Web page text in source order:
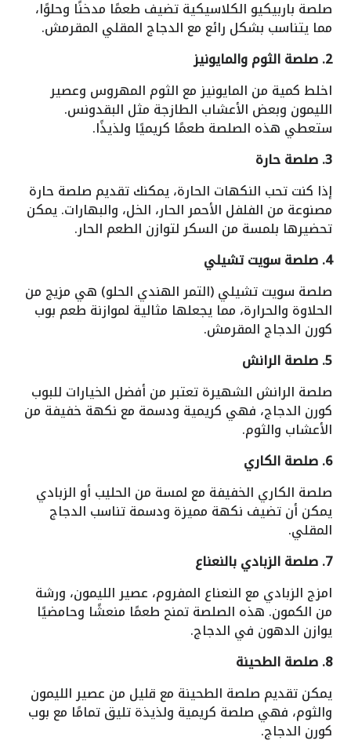
صلصة باربيكيو الكلاسيكية تضيف طعمًا مدخنًا وحلوًا،
مما يتناسب بشكل رائع مع الدجاج المقلي المقرمش.
2. صلصة الثوم والمايونيز
اخلط كمية من المايونيز مع الثوم المهروس وعصير
الليمون وبعض الأعشاب الطازجة مثل البقدونس.
ستعطي هذه الصلصة طعمًا كريميًا ولذيذًا.
3. صلصة حارة
إذا كنت تحب النكهات الحارة، يمكنك تقديم صلصة حارة
مصنوعة من الفلفل الأحمر الحار، الخل، والبهارات. يمكن
تحضيرها بلمسة من السكر لتوازن الطعم الحار.
4. صلصة سويت تشيلي
صلصة سويت تشيلي (التمر الهندي الحلو) هي مزيج من
الحلاوة والحرارة، مما يجعلها مثالية لموازنة طعم بوب
كورن الدجاج المقرمش.
5. صلصة الرانش
صلصة الرانش الشهيرة تعتبر من أفضل الخيارات للبوب
كورن الدجاج، فهي كريمية ودسمة مع نكهة خفيفة من
الأعشاب والثوم.
6. صلصة الكاري
صلصة الكاري الخفيفة مع لمسة من الحليب أو الزبادي
يمكن أن تضيف نكهة مميزة ودسمة تناسب الدجاج
المقلي.
7. صلصة الزبادي بالنعناع
امزج الزبادي مع النعناع المفروم، عصير الليمون، ورشة
من الكمون. هذه الصلصة تمنح طعمًا منعشًا وحامضيًا
يوازن الدهون في الدجاج.
8. صلصة الطحينة
يمكن تقديم صلصة الطحينة مع قليل من عصير الليمون
والثوم، فهي صلصة كريمية ولذيذة تليق تمامًا مع بوب
كورن الدجاج.